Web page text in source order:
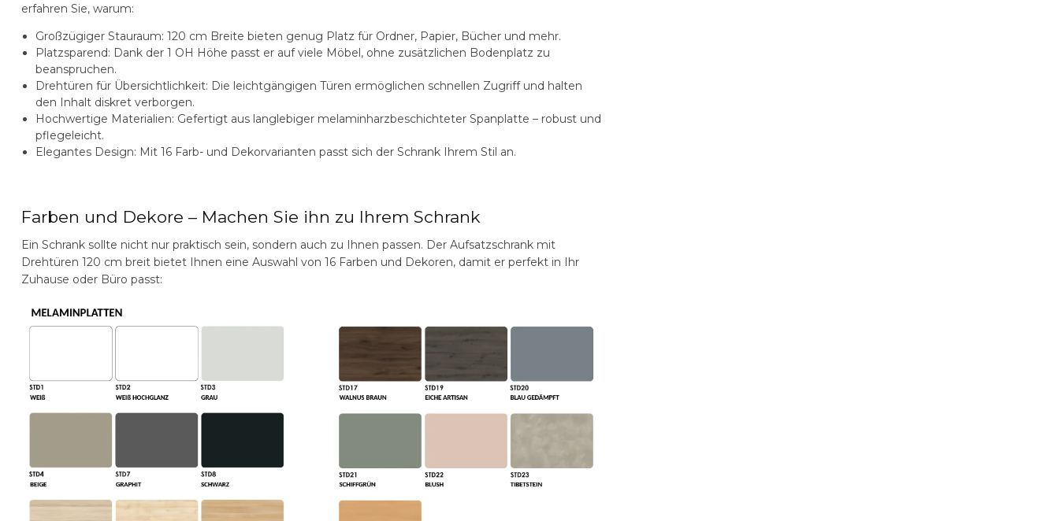
erfahren Sie, warum:
Großzügiger Stauraum: 120 cm Breite bieten genug Platz für Ordner, Papier, Bücher und mehr.
Platzsparend: Dank der 1 OH Höhe passt er auf viele Möbel, ohne zusätzlichen Bodenplatz zu
beanspruchen.
Drehtüren für Übersichtlichkeit: Die leichtgängigen Türen ermöglichen schnellen Zugriff und halten
den Inhalt diskret verborgen.
Hochwertige Materialien: Gefertigt aus langlebiger melaminharzbeschichteter Spanplatte – robust und
pflegeleicht.
Elegantes Design: Mit 16 Farb- und Dekorvarianten passt sich der Schrank Ihrem Stil an.
Farben und Dekore – Machen Sie ihn zu Ihrem Schrank
Ein Schrank sollte nicht nur praktisch sein, sondern auch zu Ihnen passen. Der Aufsatzschrank mit
Drehtüren 120 cm breit bietet Ihnen eine Auswahl von 16 Farben und Dekoren, damit er perfekt in Ihr
Zuhause oder Büro passt: